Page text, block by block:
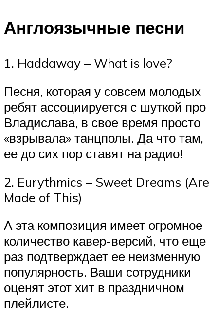
Англоязычные песни
1. Haddaway – What is love?
Песня, которая у совсем молодых
ребят ассоциируется с шуткой про
Владислава, в свое время просто
«взрывала» танцполы. Да что там,
ее до сих пор ставят на радио!
2. Eurythmics – Sweet Dreams (Are
Made of This)
А эта композиция имеет огромное
количество кавер-версий, что еще
раз подтверждает ее неизменную
популярность. Ваши сотрудники
оценят этот хит в праздничном
плейлисте.